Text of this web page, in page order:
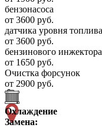
бензонасоса
от 3600 руб.
датчика уровня топлива
от 3600 руб.
бензинового инжектора
от 1650 руб.
Очистка форсунок
от 2900 руб.
Охлаждение
Замена: